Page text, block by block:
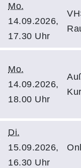
Mo.
14.09.2026,
17.30 Uhr
Mo.
14.09.2026,
18.00 Uhr
Di.
15.09.2026,
16.30 Uhr